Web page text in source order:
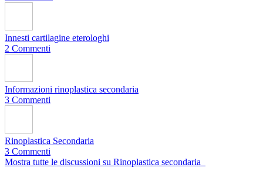
Innesti cartilagine eterologhi
2 Commenti
Informazioni rinoplastica secondaria
3 Commenti
Rinoplastica Secondaria
3 Commenti
Mostra tutte le discussioni su Rinoplastica secondaria